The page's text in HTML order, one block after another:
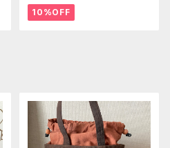
先住民族 素焼きの皿
10%OFF